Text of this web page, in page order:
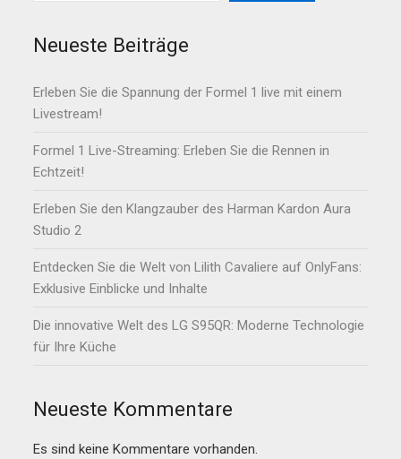
Neueste Beiträge
Erleben Sie die Spannung der Formel 1 live mit einem
Livestream!
Formel 1 Live-Streaming: Erleben Sie die Rennen in
Echtzeit!
Erleben Sie den Klangzauber des Harman Kardon Aura
Studio 2
Entdecken Sie die Welt von Lilith Cavaliere auf OnlyFans:
Exklusive Einblicke und Inhalte
Die innovative Welt des LG S95QR: Moderne Technologie
für Ihre Küche
Neueste Kommentare
Es sind keine Kommentare vorhanden.